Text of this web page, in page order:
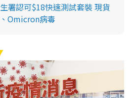
署認可$18快速測試套裝 現貨
Omicron病毒